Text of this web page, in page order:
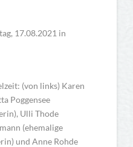
17.08.2021 in
(von links) Karen
Poggensee
Ulli Thode
(ehemalige
und Anne Rohde